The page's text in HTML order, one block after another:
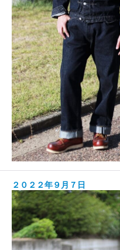
２０２２年９月７日